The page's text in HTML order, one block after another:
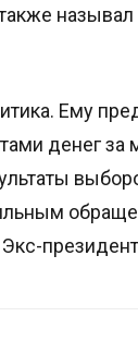
Ему
денег за